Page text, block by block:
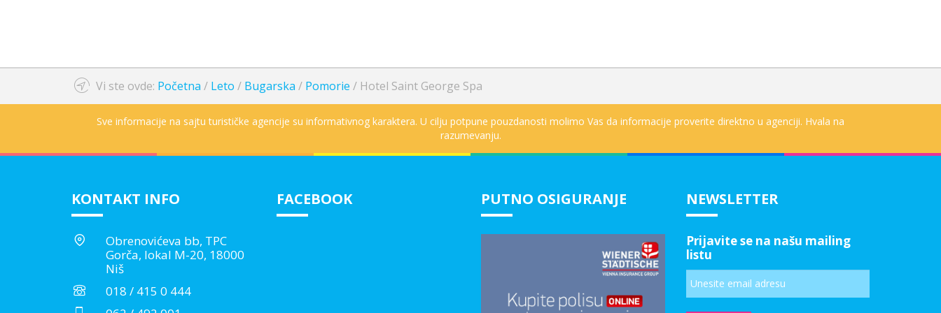
Vi ste ovde: Početna / Leto / Bugarska / Pomorie / Hotel Saint George Spa
Sve informacije na sajtu turističke agencije su informativnog karaktera. U cilju potpune pouzdanosti molimo Vas da informacije proverite direktno u agenciji. Hvala na
razumevanju.
KONTAKT INFO
Obrenovićeva bb, TPC
Gorča, lokal M-20, 18000
Niš
018 / 415 0 444
FACEBOOK PUTNO OSIGURANJE NEWSLETTER
Prijavite se na našu mailing
listu